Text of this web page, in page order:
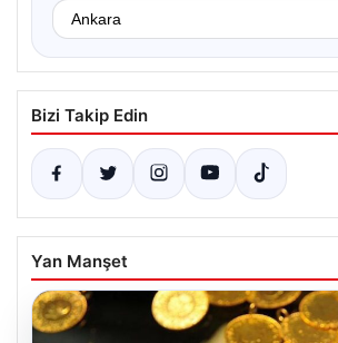
Bizi Takip Edin
Yan Manşet